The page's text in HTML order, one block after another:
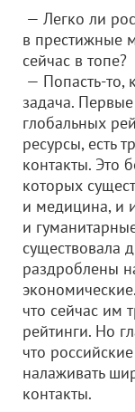
— Легко ли
в престижные
сейчас в топе?
— Попасть-то,
задача.
глобальных
ресурсы, есть
контакты. Это
которых
и медицина, и
и
существовала
раздроблены
что сейчас им
рейтинги. Но
что
налаживать
контакты.